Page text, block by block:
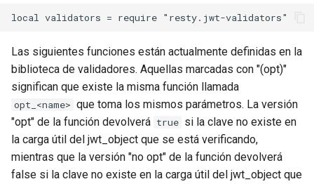
sticky
stream-lua
stream-sts
stream-upsync
sts
Las siguientes funciones están actualmente definidas en la
biblioteca de validadores. Aquellas marcadas con "(opt)"
significan que existe la misma función llamada
opt_<name> que toma los mismos parámetros. La versión
"opt" de la función devolverá true si la clave no existe en
la carga útil del jwt_object que se está verificando,
mientras que la versión "no opt" de la función devolverá
false si la clave no existe en la carga útil del jwt_object que